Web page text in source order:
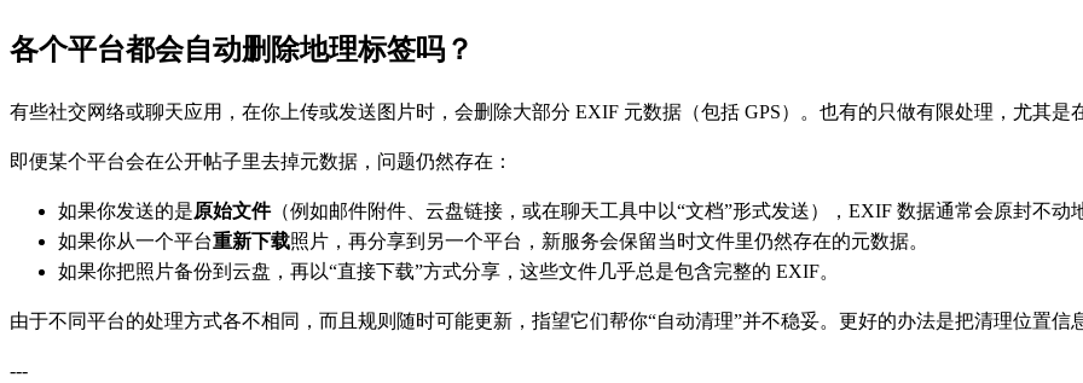
各个平台都会自动删除地理标签吗？
有些社交网络或聊天应用，在你上传或发送图片时，会删除大部分 EXIF 元数据（包括 GPS）。也有的只做有限处理，尤其是
即便某个平台会在公开帖子里去掉元数据，问题仍然存在：
如果你发送的是原始文件（例如邮件附件、云盘链接，或在聊天工具中以“文档”形式发送），EXIF 数据通常会原封不动
如果你从一个平台重新下载照片，再分享到另一个平台，新服务会保留当时文件里仍然存在的元数据。
如果你把照片备份到云盘，再以“直接下载”方式分享，这些文件几乎总是包含完整的 EXIF。
由于不同平台的处理方式各不相同，而且规则随时可能更新，指望它们帮你“自动清理”并不稳妥。更好的办法是把清理位置信
---